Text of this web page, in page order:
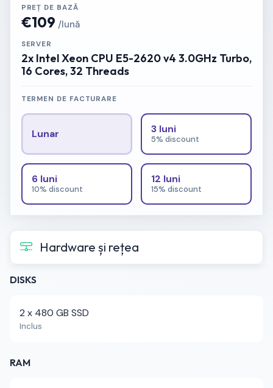
SERVER
2x Intel Xeon CPU E5-2620 v4 3.0GHz Turbo,
16 Cores, 32 Threads
PREȚ DE BAZĂ
€109 /lună
TERMEN DE FACTURARE
Lunar 3 luni
5% discount
6 luni
10% discount
12 luni
15% discount
Hardware și rețea
DISKS
2 x 480 GB SSD
Inclus
RAM